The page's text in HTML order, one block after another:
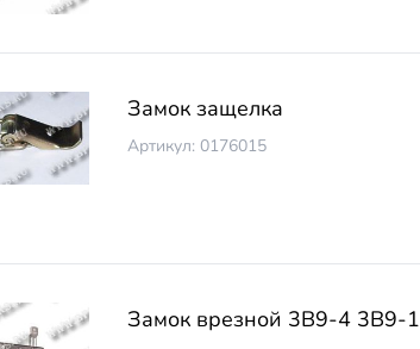
Замок защелка
Артикул: 0176015
Замок врезной 3В9-4 3В9-1